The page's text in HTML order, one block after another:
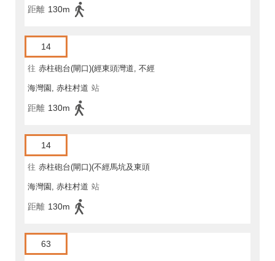
距離 130m
14
往 赤柱砲台(閘口)(經東頭灣道, 不經
馬坑)
海灣園, 赤柱村道 站
距離 130m
14
往 赤柱砲台(閘口)(不經馬坑及東頭
灣道)
海灣園, 赤柱村道 站
距離 130m
63